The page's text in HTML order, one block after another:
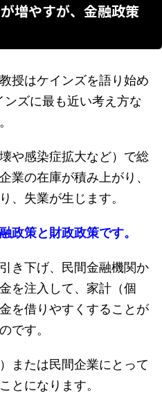
増やすが、金融政策
授はケインズを語り始め
ズに最も近い考え方な
や感染症拡大など）で総
業の在庫が積み上がり、
、失業が生じます。
政策と財政政策です。
き下げ、民間金融機関か
を注入して、家計（個
を借りやすくすることが
です。
または民間企業にとって
とになります。